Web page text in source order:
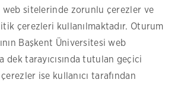
web sitelerinde zorunlu çerezler ve
çerezleri kullanılmaktadır. Oturum
Başkent Üniversitesi web
dek tarayıcısında tutulan geçici
ise kullanıcı tarafından